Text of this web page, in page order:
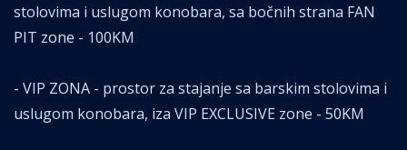
stolovima i uslugom konobara, sa bočnih strana FAN
PIT zone - 100KM
- VIP ZONA - prostor za stajanje sa barskim stolovima i
uslugom konobara, iza VIP EXCLUSIVE zone - 50KM